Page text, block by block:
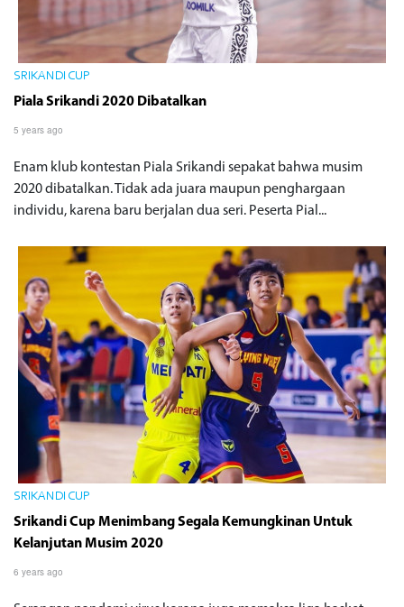
SRIKANDI CUP
Piala Srikandi 2020 Dibatalkan
5 years ago
Enam klub kontestan Piala Srikandi sepakat bahwa musim
2020 dibatalkan. Tidak ada juara maupun penghargaan
individu, karena baru berjalan dua seri. Peserta Pial...
SRIKANDI CUP
Srikandi Cup Menimbang Segala Kemungkinan Untuk
Kelanjutan Musim 2020
6 years ago